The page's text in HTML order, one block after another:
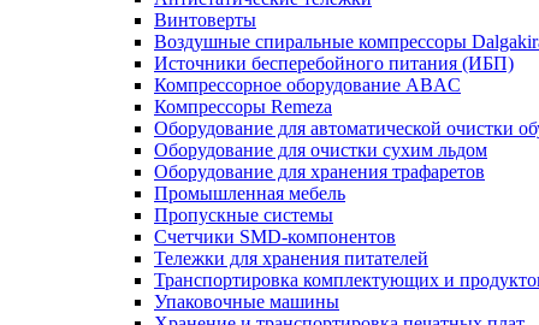
Винтоверты
Воздушные спиральные компрессоры
Источники бесперебойного питания (ИБП)
Компрессорное оборудование ABAC
Компрессоры Remeza
Оборудование для автоматической очистки
Оборудование для очистки сухим льдом
Оборудование для хранения трафаретов
Промышленная мебель
Пропускные системы
Счетчики SMD-компонентов
Тележки для xранения питателей
Транспортировка комплектующих и
Упаковочные машины